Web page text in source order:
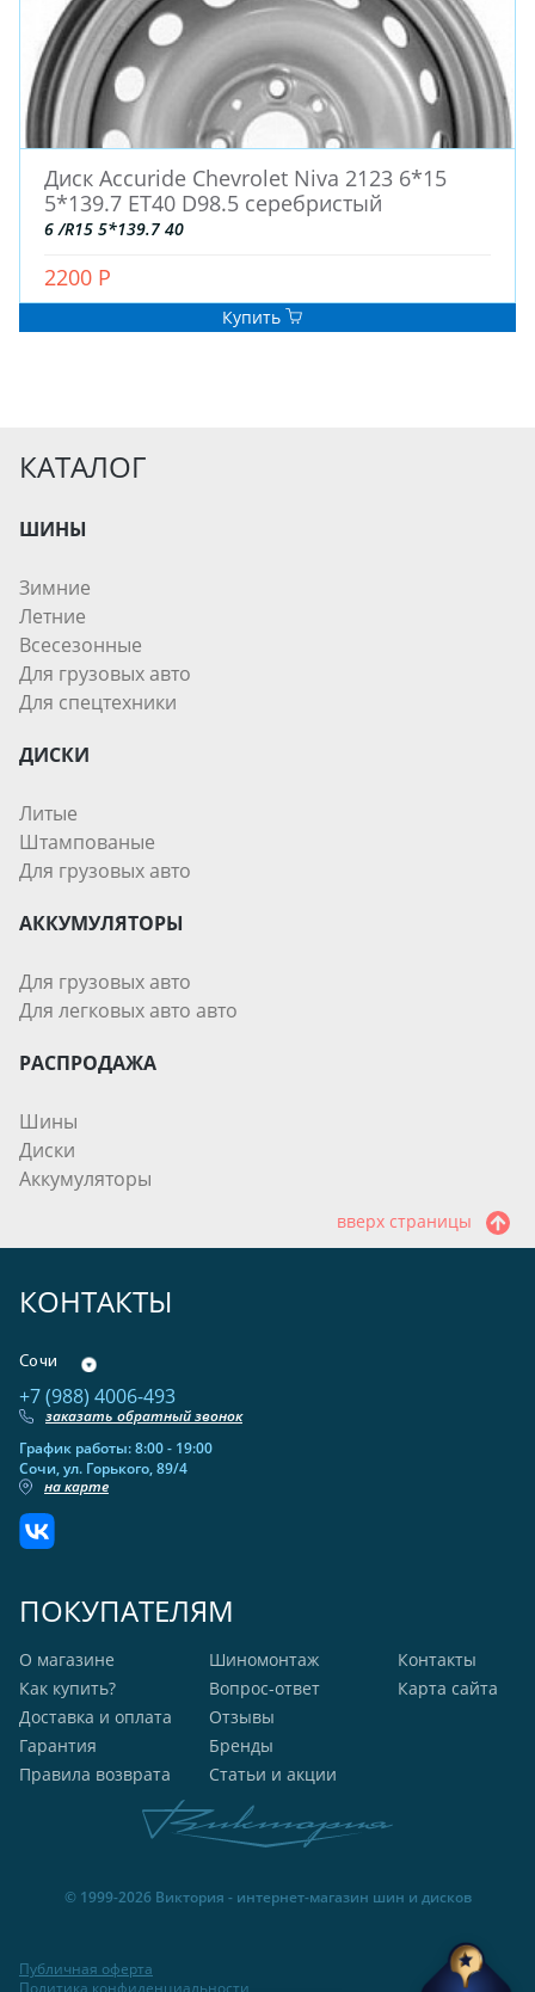
Диск Accuride Chevrolet Niva 2123 6*15
5*139.7 ET40 D98.5 серебристый
6 /R15 5*139.7 40
2200 Р
Купить
КАТАЛОГ
ШИНЫ
Зимние
Летние
Всесезонные
Для грузовых авто
Для спецтехники
ДИСКИ
Литые
Штампованые
Для грузовых авто
АККУМУЛЯТОРЫ
Для грузовых авто
Для легковых авто авто
РАСПРОДАЖА
Шины
Диски
Аккумуляторы
вверх страницы
КОНТАКТЫ
Сочи
+7 (988) 4006-493
заказать обратный звонок
График работы: 8:00 - 19:00
Сочи, ул. Горького, 89/4
на карте
ПОКУПАТЕЛЯМ
О магазине
Как купить?
Доставка и оплата
Гарантия
Правила возврата
Шиномонтаж
Вопрос-ответ
Отзывы
Бренды
Статьи и акции
Контакты
Карта сайта
© 1999-2026 Виктория - интернет-магазин шин и дисков
Публичная оферта